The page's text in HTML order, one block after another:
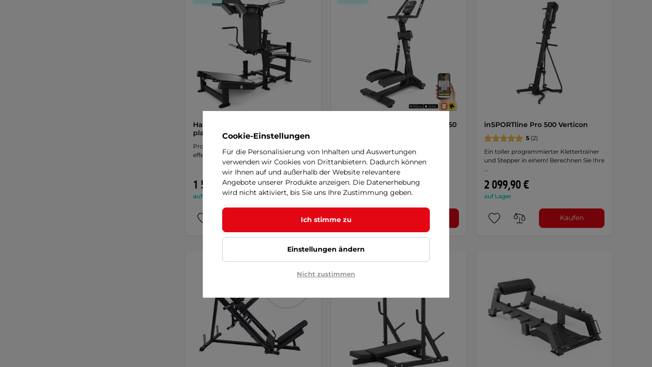
Hack hocken inSPORTline Velocer
plate loaded
Professionelle Hack-Squat-Maschine zur
effektiven Stärkung der Beine. Robuste …
1 569,90 €
auf Lager
Stepper inSPORTline ZenPeak 50
Unterstützung …
539,90 €
auf Lager
inSPORTline Pro 500 Verticon
5(2)
Ein toller programmierter Klettertrainer
und Stepper in einem! Berechnen Sie Ihre
2 099,90 €
auf Lager
Kaufen
Cookie-Einstellungen
Für die Personalisierung von Inhalten und Auswertungen
verwenden wir Cookies von Drittanbietern. Dadurch können
wir Ihnen auf und außerhalb der Website relevantere
Angebote unserer Produkte anzeigen. Die Datenerhebung
wird nicht aktiviert, bis Sie uns Ihre Zustimmung geben.
Ich stimme zu
Einstellungen ändern
Nicht zustimmen